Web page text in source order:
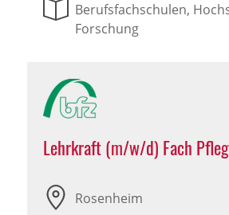
Berufsfachschulen,
Forschung
Lehrkraft (m/w/d) Fach
Rosenheim